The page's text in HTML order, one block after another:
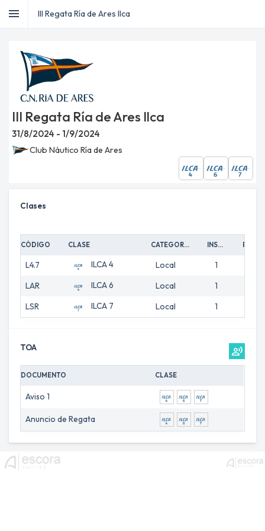
menu III Regata Ría de Ares Ilca
homeInicio
dashboardRegata
sailingInscripciones
record_voice_overTOA
emoji_eventsResultados
III Regata Ría de Ares Ilca
31/8/2024 - 1/9/2024
Club Náutico Ría de Ares
Clases
CÓDIGO CLASE CATEGORÍA INSCRIPCIONES
L4.7 ILCA 4 Local 1
LAR
ILCA 6 Local 1
LSR
ILCA 7 Local 1
TOA record_voice_over
DOCUMENTO CLASE
Aviso 1
Anuncio de Regata